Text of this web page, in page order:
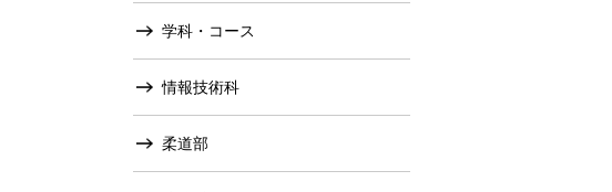
学科・コース
情報技術科
柔道部